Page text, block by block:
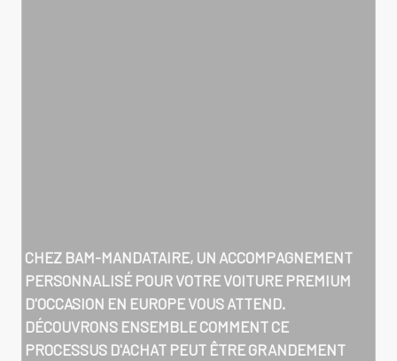
CHEZ BAM-MANDATAIRE, UN ACCOMPAGNEMENT
PERSONNALISÉ POUR VOTRE VOITURE PREMIUM
D'OCCASION EN EUROPE VOUS ATTEND.
DÉCOUVRONS ENSEMBLE COMMENT CE
PROCESSUS D'ACHAT PEUT ÊTRE GRANDEMENT